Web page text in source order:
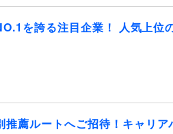
を誇る注目企業！ 人気上位
推薦ルートへご招待！キャリ